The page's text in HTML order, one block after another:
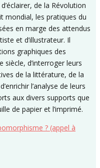
de la Révolution
mondial, les pratiques du
en marge des attendus
et d’illustrateur. Il
graphiques des
siècle, d’interroger leurs
de la littérature, de la
l’analyse de leurs
aux divers supports que
de papier et l’imprimé.
? (appel à